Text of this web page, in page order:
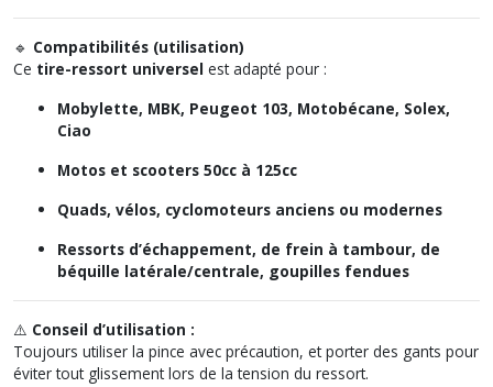
🔹 Compatibilités (utilisation)
Ce tire-ressort universel est adapté pour :
Mobylette, MBK, Peugeot 103, Motobécane, Solex,
Ciao
Motos et scooters 50cc à 125cc
Quads, vélos, cyclomoteurs anciens ou modernes
Ressorts d’échappement, de frein à tambour, de
béquille latérale/centrale, goupilles fendues
⚠️ Conseil d’utilisation :
Toujours utiliser la pince avec précaution, et porter des gants pour
éviter tout glissement lors de la tension du ressort.